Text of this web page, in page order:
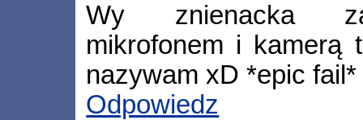
Wy znienacka
mikrofonem i kamerą
nazywam xD *epic fail*
Odpowiedz